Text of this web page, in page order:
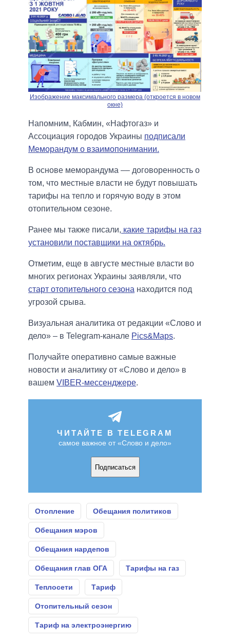
Изображение максимального размера (откроется в новом
окне)
Напомним, Кабмин, «Нафтогаз» и
Ассоциация городов Украины подписали
Меморандум о взаимопонимании.
В основе меморандума –– договоренность о
том, что местные власти не будут повышать
тарифы на тепло и горячую воду в этом
отопительном сезоне.
Ранее мы также писали, какие тарифы на газ
установили поставщики на октябрь.
Отметим, еще в августе местные власти во
многих регионах Украины заявляли, что
старт отопительного сезона находится под
угрозой срыва.
Визуальная аналитика от редакции «Слово и
дело» – в Telegram-канале Pics&Maps.
Получайте оперативно самые важные
новости и аналитику от «Слово и дело» в
вашем VIBER-мессенджере.
ЧИТАЙТЕ В TELEGRAM
самое важное от «Слово и дело»
Подписаться
Отопление Обещания политиков
Обещания мэров
Обещания нардепов
Обещания глав ОГА Тарифы на газ
Теплосети Тариф
Отопительный сезон
Тариф на электроэнергию